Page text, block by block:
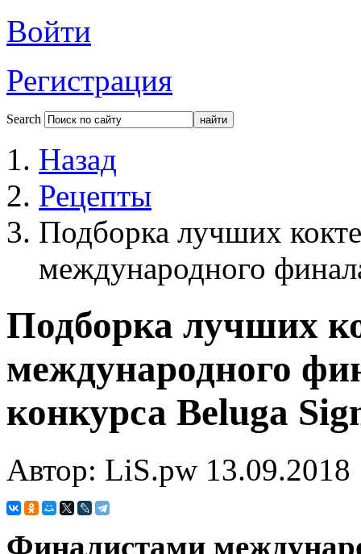
Войти
Регистрация
Search
Назад
Рецепты
Подборка лучших
международного
Подборка лучших
международного
конкурса Beluga
Автор: LiS.pw 13.09.2018
Финалистами